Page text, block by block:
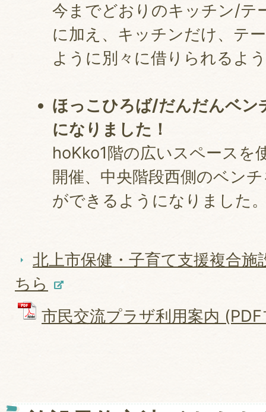
今までどおりのキッチン/テ
に加え、キッチンだけ、テ
ように別々に借りられるよ
ほっこひろば/だんだんベン
になりました！
hoKko1階の広いスペースを
開催、中央階段西側のベン
ができるようになりました
北上市保健・子育て支援複合
ちら
市民交流プラザ利用案内